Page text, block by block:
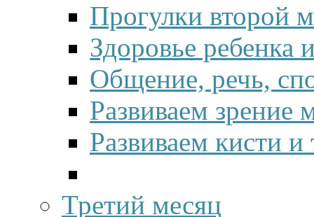
Прогулки второй
Здоровье ребенка
Общение, речь,
Развиваем зрение
Развиваем кисти
Третий месяц